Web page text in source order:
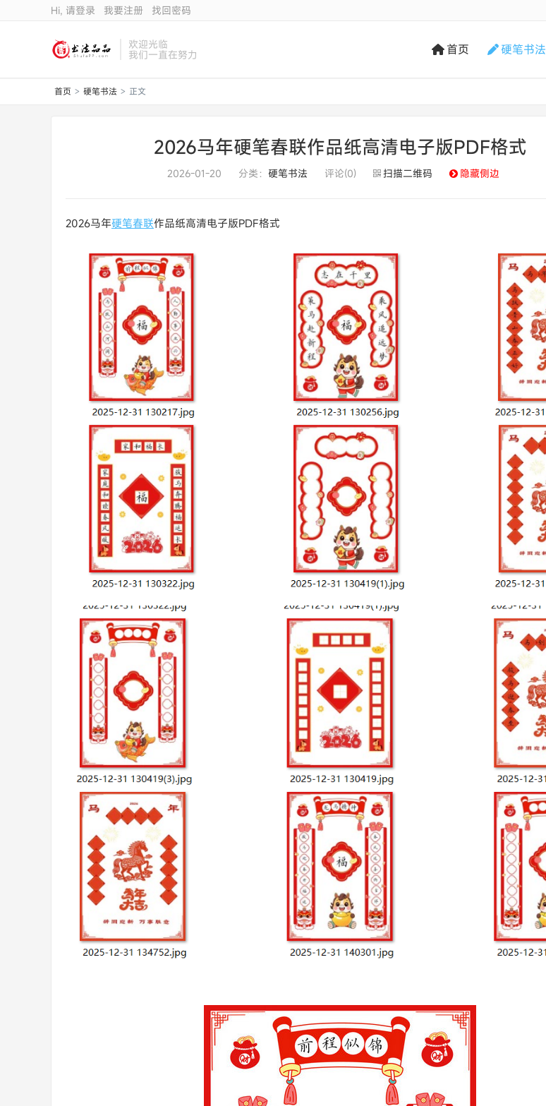
Hi, 请登录 我要注册 找回密码
欢迎光临
我们一直在努力 首页 硬笔书法
首页 > 硬笔书法 > 正文
2026马年硬笔春联作品纸高清电子版PDF格式
2026-01-20 分类： 硬笔书法 评论(0) 扫描二维码 隐藏侧边
2026马年硬笔春联作品纸高清电子版PDF格式